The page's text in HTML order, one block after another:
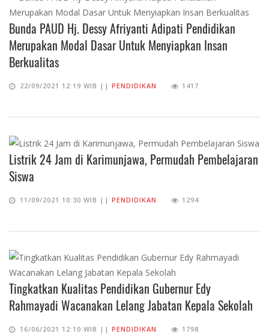
Bunda PAUD Hj. Dessy Afriyanti Adipati Pendidikan
Merupakan Modal Dasar Untuk Menyiapkan Insan
Berkualitas
22/09/2021 12:19 WIB || PENDIDIKAN 1417
Listrik 24 Jam di Karimunjawa, Permudah Pembelajaran
Siswa
11/09/2021 10:30 WIB || PENDIDIKAN 1294
Tingkatkan Kualitas Pendidikan Gubernur Edy
Rahmayadi Wacanakan Lelang Jabatan Kepala Sekolah
16/06/2021 12:10 WIB || PENDIDIKAN 1798